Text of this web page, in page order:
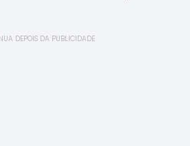
DEPOIS DA PUBLICIDADE